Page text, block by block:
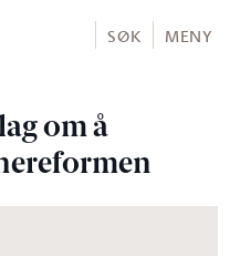
SØK MENY
om å